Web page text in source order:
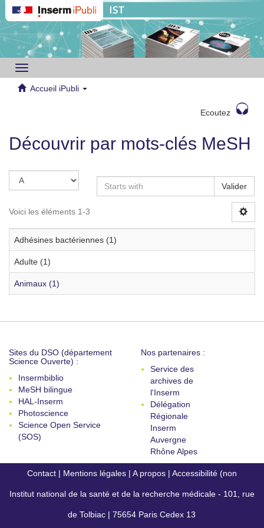
Toggle
navigation
Accueil iPubli
Ecoutez
Découvrir par mots-clés MeSH
Valider
Voici les éléments 1-3
Adhésines bactériennes (1)
Adulte (1)
Animaux (1)
Sites du DSO (département
Science Ouverte) :
Insermbiblio
MeSH bilingue
HAL-Inserm
Photoscience
Science Open Service
(SOS)
Nos partenaires :
Service des
archives de
l'Inserm
Délégation
Régionale
Inserm
Auvergne
Rhône Alpes
Contact | Mentions légales | A propos | Accessibilité (non
conforme)
Institut national de la santé et de la recherche médicale - 101, rue
de Tolbiac | 75654 Paris Cedex 13